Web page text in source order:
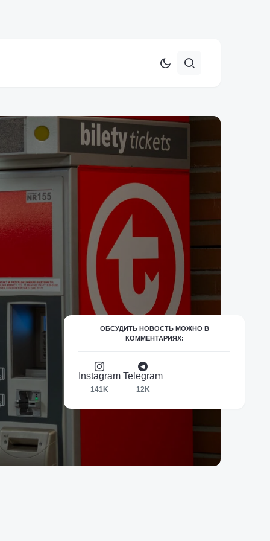
ОБСУДИТЬ НОВОСТЬ МОЖНО В
КОММЕНТАРИЯХ:
Instagram
141K
Telegram
12K